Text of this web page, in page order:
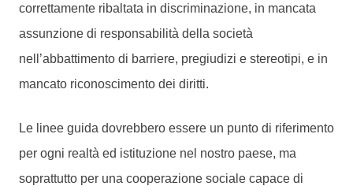
correttamente ribaltata in discriminazione, in mancata
assunzione di responsabilità della società
nell’abbattimento di barriere, pregiudizi e stereotipi, e in
mancato riconoscimento dei diritti.
Le linee guida dovrebbero essere un punto di riferimento
per ogni realtà ed istituzione nel nostro paese, ma
soprattutto per una cooperazione sociale capace di